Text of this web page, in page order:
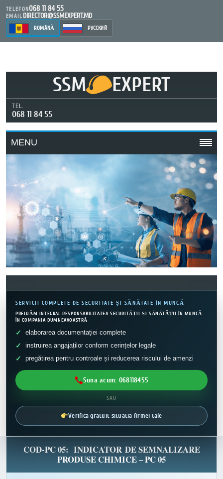
TELEFON068 11 84 55
EMAIL DIRECTOR@SSMEXPERT.MD
ROMÂNĂ РУССКИЙ
SSM EXPERT
TEL.
068 11 84 55
MENU
SERVICII COMPLETE DE SECURITATE ȘI SĂNĂTATE ÎN MUNCĂ
PRELUĂM INTEGRAL RESPONSABILITATEA SECURITĂȚII ȘI SĂNĂTĂȚII ÎN MUNCĂ
ÎN COMPANIA DUMNEAVOASTRĂ
elaborarea documentației complete
instruirea angajaților conform cerințelor legale
pregătirea pentru controale și reducerea riscului de amenzi
Suna acum: 068118455
SAU
Verifica gratuit situatia firmei tale
COD-PC 05: INDICATOR DE SEMNALIZARE
PRODUSE CHIMICE – PC 05